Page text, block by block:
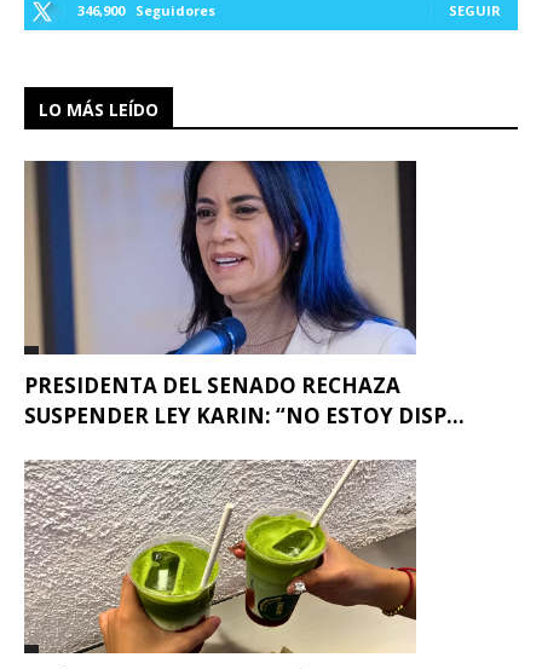
346,900 Seguidores SEGUIR
LO MÁS LEÍDO
PRESIDENTA DEL SENADO RECHAZA
SUSPENDER LEY KARIN: “NO ESTOY DISP...